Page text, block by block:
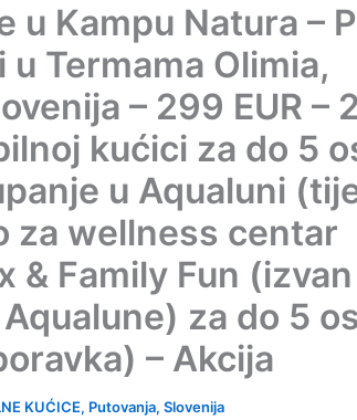
u Kampu Natura –
Termama Olimia,
– 299 EUR –
kućici za do 5
u Aqualuni
za wellness centar
& Family Fun (izvan
za do 5
– Akcija
KUĆICE, Putovanja, Slovenija